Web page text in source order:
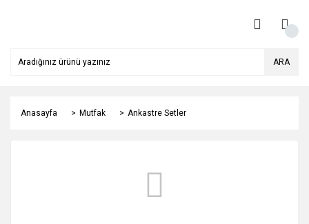
ARA
Anasayfa Mutfak Ankastre Setler